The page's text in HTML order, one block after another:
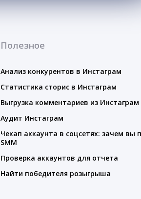
Полезное
Анализ конкурентов в Инстаграм
Статистика сторис в Инстаграм
Выгрузка комментариев из Инстаграм
Аудит Инстаграм
Чекап аккаунта в соцсетях: зачем вы
SMM
Проверка аккаунтов для отчета
Найти победителя розыгрыша